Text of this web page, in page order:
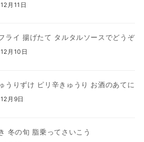
月11日
ライ 揚げたて タルタルソースでどうぞ
月10日
うりずけ ピリ辛きゅうり お酒のあてに
月9日
冬の旬 脂乗ってさいこう